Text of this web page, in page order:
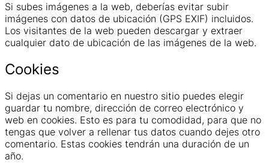
Si subes imágenes a la web, deberías evitar subir
imágenes con datos de ubicación (GPS EXIF) incluidos.
Los visitantes de la web pueden descargar y extraer
cualquier dato de ubicación de las imágenes de la web.
Cookies
Si dejas un comentario en nuestro sitio puedes elegir
guardar tu nombre, dirección de correo electrónico y
web en cookies. Esto es para tu comodidad, para que no
tengas que volver a rellenar tus datos cuando dejes otro
comentario. Estas cookies tendrán una duración de un
año.